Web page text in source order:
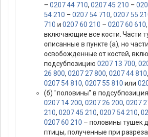
– 0207 44 710, 0207 45 210 –
54 210 – 0207 54 710, 0207 55
710 и 0207 60 210 – 0207 60 610
включающие все кости. Части
описанные в пункте (а), но
освобожденные от костей,
подсубпозицию 0207 13 700,
26 800, 0207 27 800, 0207 44 810,
0207 54 810, 0207 55 810 или
(б) "половины" в
0207 14 200, 0207 26 200, 0207
210, 0207 45 210, 0207 54 210,
0207 60 210 – половины тушек
птицы, полученные при